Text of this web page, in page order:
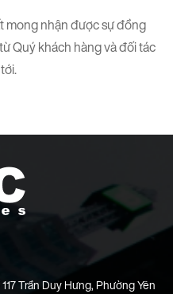
mong nhận được sự đồng
Quý khách hàng và đối tác
Trần Duy Hưng, Phường Yên